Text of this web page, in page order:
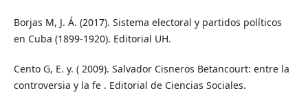
Borjas M, J. Á. (2017). Sistema electoral y partidos políticos
en Cuba (1899-1920). Editorial UH.
Cento G, E. y. ( 2009). Salvador Cisneros Betancourt: entre la
controversia y la fe . Editorial de Ciencias Sociales.